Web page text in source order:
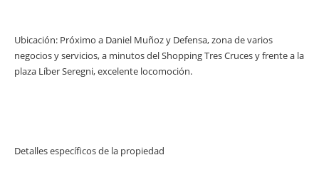
Ubicación: Próximo a Daniel Muñoz y Defensa, zona de varios
negocios y servicios, a minutos del Shopping Tres Cruces y frente a la
plaza Líber Seregni, excelente locomoción.
Detalles específicos de la propiedad